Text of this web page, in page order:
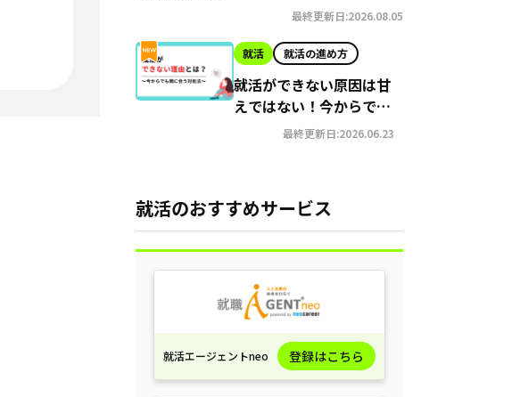
最終更新日:2026.08.05
就活 就活の進め方
就活ができない原因は甘
えではない！今からでも
間に合う就職への対処法
最終更新日:2026.06.23
就活のおすすめサービス
就活エージェントneo 登録はこちら